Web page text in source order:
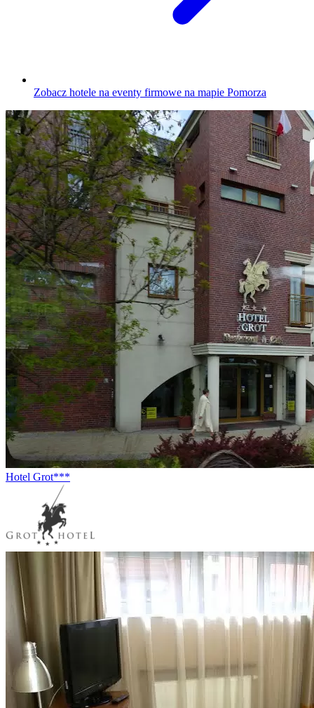
Zobacz hotele na eventy firmowe na mapie Pomorza
Hotel Grot***